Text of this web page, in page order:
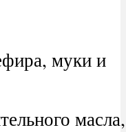
муки и
масла,